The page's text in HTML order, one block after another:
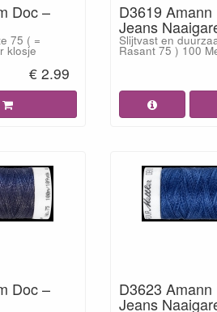
Doc –
75 ( =
klosje
€ 2.99
D3619
Jeans
Slijtvast en
Rasant 75 ) 100
Doc – D3623
Jeans